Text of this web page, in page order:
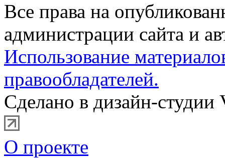
Все права на
администрации сайта и
Использование
правообладателей.
Сделано в дизайн-студии
О проекте